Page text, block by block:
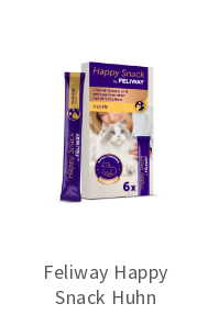
Feliway Happy
Snack Huhn